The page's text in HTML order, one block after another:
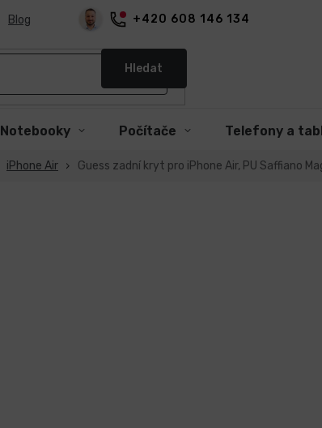
+420 608 146 134
Blog
Hledat
Notebooky Počítače Telefony a
iPhone Air Guess zadní kryt pro iPhone Air, PU Saffiano